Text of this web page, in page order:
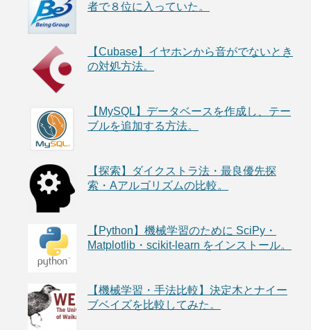
者で８位に入っていた。
【Cubase】イヤホンから音がでないとき
の対処方法。
【MySQL】データベースを作成し、テー
ブルを追加する方法。
【探索】ダイクストラ法・最良優先探
索・Aアルゴリズムの比較。
【Python】機械学習のために SciPy・
Matplotlib・scikit-learn をインストール。
【機械学習・手法比較】決定木とナイー
ブベイズを比較してみた。